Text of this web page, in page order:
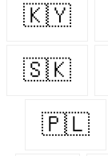
🇰🇾
🇸🇰
🇵🇱